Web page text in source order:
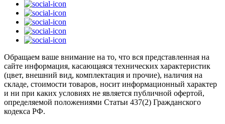
Обращаем ваше внимание на то, что вся представленная на
сайте информация, касающаяся технических характеристик
(цвет, внешний вид, комплектация и прочие), наличия на
складе, стоимости товаров, носит информационный характер
и ни при каких условиях не является публичной офертой,
определяемой положениями Статьи 437(2) Гражданского
кодекса РФ.